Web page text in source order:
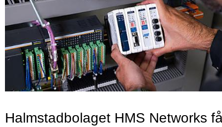
Halmstadbolaget HMS Networks